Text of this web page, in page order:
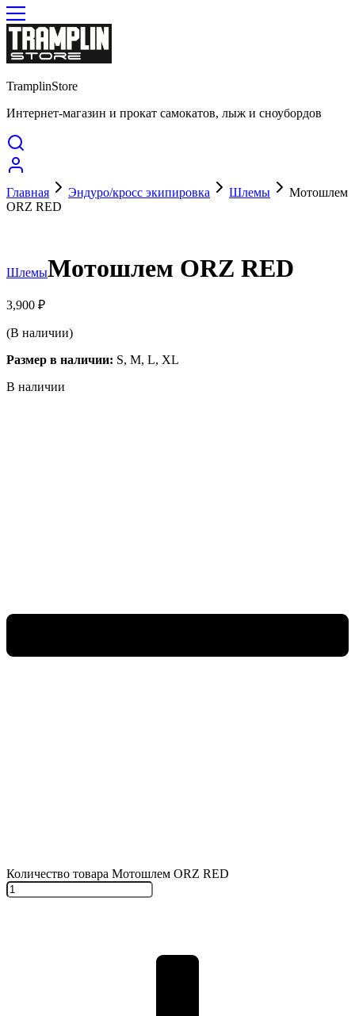
TramplinStore
Интернет-магазин и прокат самокатов, лыж и сноубордов
Главная Эндуро/кросс экипировка Шлемы
Мотошлем
ORZ RED
ШлемыМотошлем ORZ RED
3,900 ₽
(В наличии)
Размер в наличии: S, M, L, XL
В наличии
Количество товара Мотошлем ORZ RED